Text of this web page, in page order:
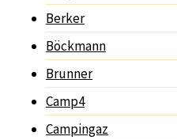
Berker
Böckmann
Brunner
Camp4
Campingaz